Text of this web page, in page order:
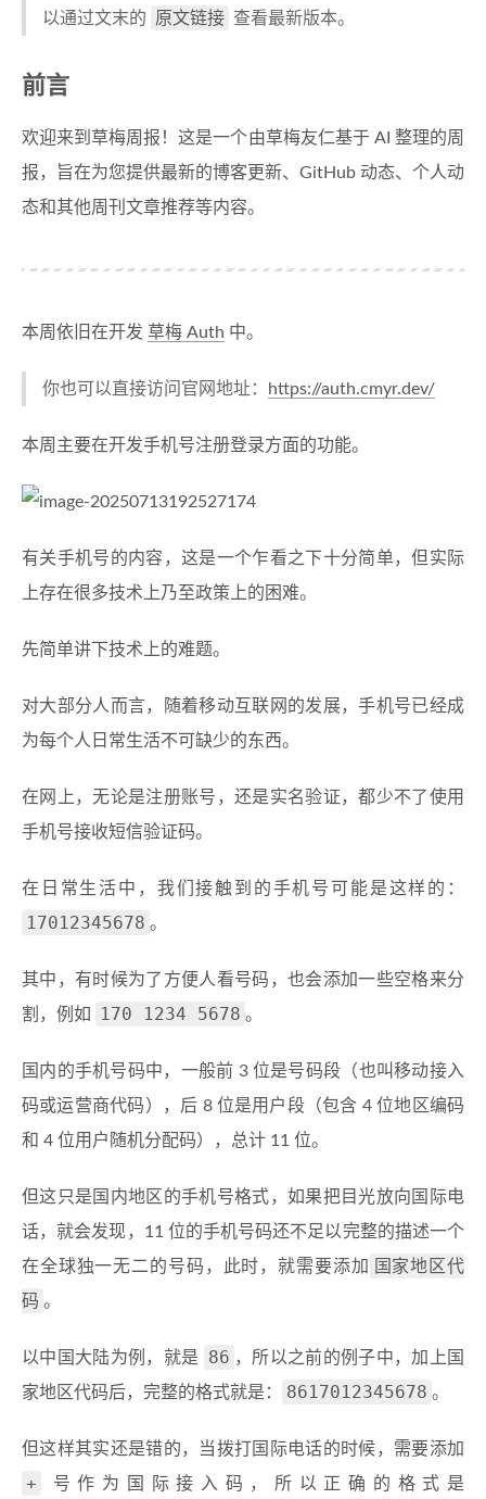
以通过文末的
原文链接 查看最新版本。
前言
欢迎来到草梅周报！这是一个由草梅友仁基于 AI 整理的周
报，旨在为您提供最新的博客更新、GitHub 动态、个人动
态和其他周刊文章推荐等内容。
本周依旧在开发 草梅 Auth 中。
你也可以直接访问官网地址： https://auth.cmyr.dev/
本周主要在开发手机号注册登录方面的功能。
有关手机号的内容，这是一个乍看之下十分简单，但实际
上存在很多技术上乃至政策上的困难。
先简单讲下技术上的难题。
对大部分人而言，随着移动互联网的发展，手机号已经成
为每个人日常生活不可缺少的东西。
在网上，无论是注册账号，还是实名验证，都少不了使用
手机号接收短信验证码。
在日常生活中，我们接触到的手机号可能是这样的：
17012345678 。
其中，有时候为了方便人看号码，也会添加一些空格来分
割，例如
170 1234 5678 。
国内的手机号码中，一般前 3 位是号码段（也叫移动接入
码或运营商代码），后 8 位是用户段（包含 4 位地区编码
和 4 位用户随机分配码），总计 11 位。
但这只是国内地区的手机号格式，如果把目光放向国际电
话，就会发现，11 位的手机号码还不足以完整的描述一个
在全球独一无二的号码，此时，就需要添加
国家地区代
码 。
以中国大陆为例，就是 86 ，所以之前的例子中，加上国
家地区代码后，完整的格式就是：
8617012345678 。
但这样其实还是错的，当拨打国际电话的时候，需要添加
+ 号作为国际接入码，所以正确的格式是